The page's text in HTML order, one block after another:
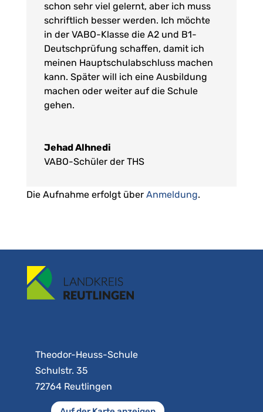
schon sehr viel gelernt, aber ich muss
schriftlich besser werden. Ich möchte
in der VABO-Klasse die A2 und B1-
Deutschprüfung schaffen, damit ich
meinen Hauptschulabschluss machen
kann. Später will ich eine Ausbildung
machen oder weiter auf die Schule
gehen.
Jehad Alhnedi
VABO-Schüler der THS
Die Aufnahme erfolgt über Anmeldung.
Theodor-Heuss-Schule
Schulstr. 35
72764 Reutlingen